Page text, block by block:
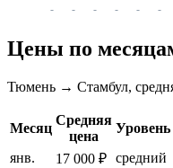
- - - - - -
Цены по
Тюмень → Стамбул,
Месяц
Средняя
цена
Уровень
янв.
17 000 ₽ средний